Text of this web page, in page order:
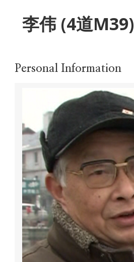
李伟 (4道M39)
Personal Information